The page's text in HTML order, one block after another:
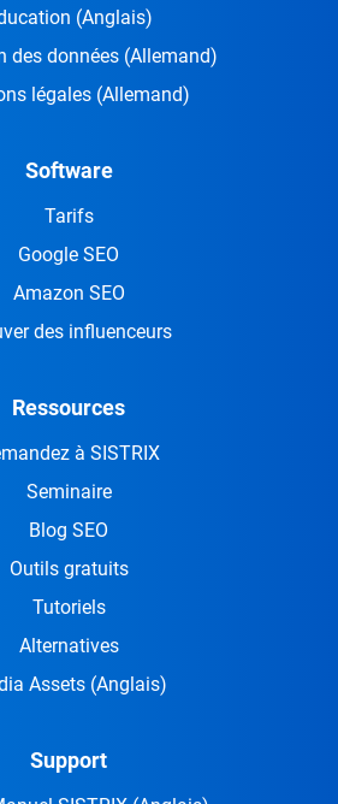
(Anglais)
des données (Allemand)
légales (Allemand)
Software
Tarifs
Google SEO
Amazon SEO
des influenceurs
Ressources
à SISTRIX
Seminaire
Blog SEO
Outils gratuits
Tutoriels
Alternatives
Assets (Anglais)
Support